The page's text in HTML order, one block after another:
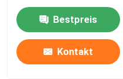
Bestpreis
Kontakt